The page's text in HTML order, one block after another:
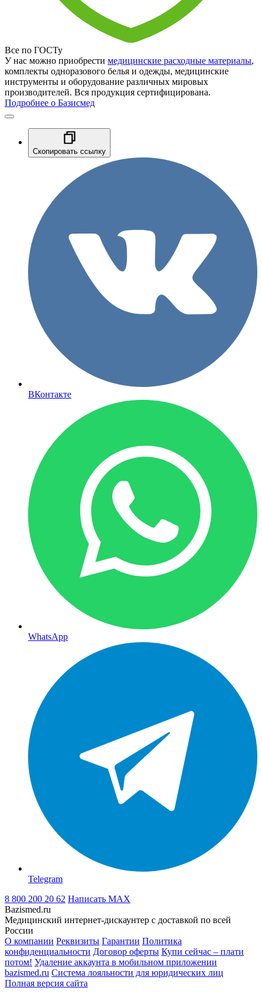
Все по ГОСТу
У нас можно приобрести медицинские расходные материалы,
комплекты одноразового белья и одежды, медицинские
инструменты и оборудование различных мировых
производителей. Вся продукция сертифицирована.
Подробнее о Базисмед
Скопировать ссылку
ВКонтакте
WhatsApp
Telegram
8 800 200 20 62 Написать MAX
Bazismed.ru
Медицинский интернет-дискаунтер с доставкой по всей
России
О компании Реквизиты Гарантии Политика
конфиденциальности Договор оферты Купи сейчас – плати
потом! Удаление аккаунта в мобильном приложении
bazismed.ru Система лояльности для юридических лиц
Полная версия сайта